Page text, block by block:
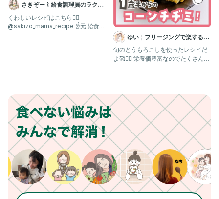
さきぞー ⌇ 給食調理員のラクう
ま幼児食
くわしいレシピはこちら💁‍♀️ ⁡
@sakizo_mama_recipe ☝️元 給食の
ゆい￤フリージングで楽する離
乳食 幼児食 | 簡単作りおき
旬のとうもろこしを使ったレシピだ
よ🥰✊🏻 栄養価豊富なのでたくさん食